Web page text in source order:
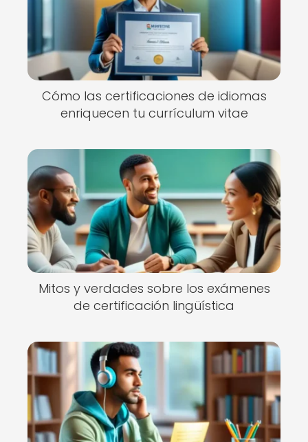
Cómo las certificaciones de idiomas
enriquecen tu currículum vitae
Mitos y verdades sobre los exámenes
de certificación lingüística